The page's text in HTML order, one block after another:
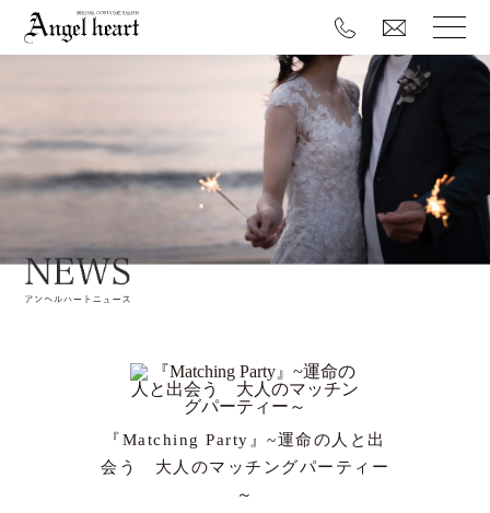
『Matching Party』~運命の人と出
会う 大人のマッチングパーティー
～